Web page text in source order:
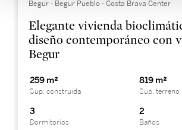
Begur - Begur Pueblo - Costa Brava Center
Elegante vivienda
diseño contemporáneo con
Begur
259 m²
Sup. construida
819 m²
Sup. terreno
3
Dormitorios
2
Baños